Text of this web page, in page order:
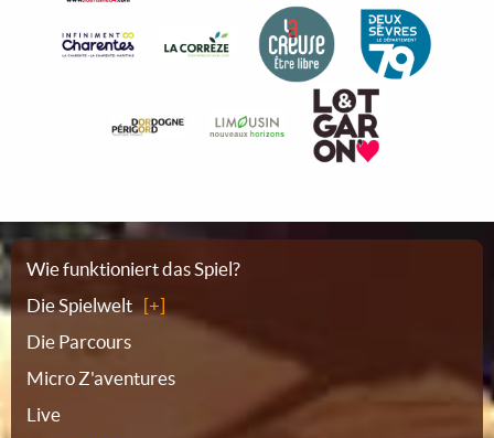
Sitemap
Wie funktioniert das Spiel?
Die Spielwelt
Die Parcours
Micro Z'aventures
Live